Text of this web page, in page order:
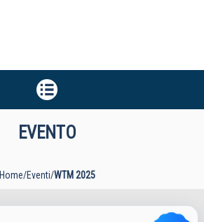
EVENTO
Home/Eventi/WTM 2025